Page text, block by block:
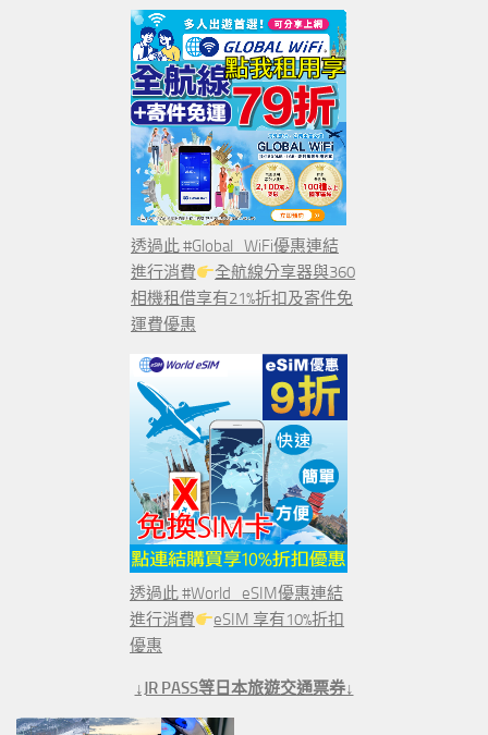
透過此 #Global_WiFi優惠連結
進行消費
全航線分享器與360
相機租借享有21%折扣及寄件免
運費優惠
透過此 #World_eSIM優惠連結
進行消費
eSIM 享有10%折扣
優惠
↓JR PASS等日本旅遊交通票券↓